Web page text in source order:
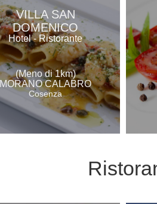
VILLA SAN
DOMENICO
Hotel - Ristorante
(Meno di 1km)
MORANO CALABRO
Cosenza